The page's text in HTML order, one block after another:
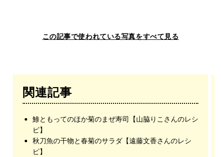
この記事で使われている写真をすべて見る
関連記事
鯵ともってのほか菊のまぜ寿司【山脇りこさんのレシ
ピ】
秋刀魚の干物と春菊のサラダ【遠藤文香さんのレシ
ピ】